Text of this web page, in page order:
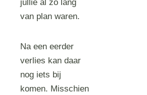
jullie al zo lang
van plan waren.
Na een eerder
verlies kan daar
nog iets bij
komen. Misschien